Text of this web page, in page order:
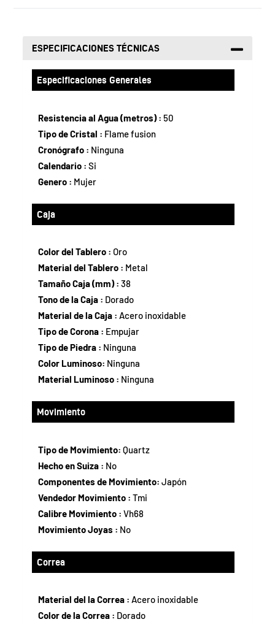
ESPECIFICACIONES TÉCNICAS
Especificaciones Generales
Resistencia al Agua (metros) :50
Tipo de Cristal : Flame fusion
Cronógrafo : Ninguna
Calendario :Si
Genero : Mujer
Caja
Color del Tablero : Oro
Material del Tablero : Metal
Tamaño Caja (mm) :38
Tono de la Caja : Dorado
Material de la Caja :Acero inoxidable
Tipo de Corona : Empujar
Tipo de Piedra : Ninguna
Color Luminoso: Ninguna
Material Luminoso : Ninguna
Movimiento
Tipo de Movimiento:Quartz
Hecho en Suiza : No
Componentes de Movimiento:Japón
Vendedor Movimiento :Tmi
Calibre Movimiento :Vh68
Movimiento Joyas : No
Correa
Material del la Correa :Acero inoxidable
Color de la Correa : Dorado